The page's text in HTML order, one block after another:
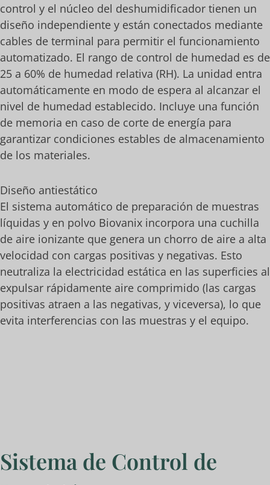
control y el núcleo del deshumidificador tienen un
diseño independiente y están conectados mediante
cables de terminal para permitir el funcionamiento
automatizado. El rango de control de humedad es de
25 a 60% de humedad relativa (RH). La unidad entra
automáticamente en modo de espera al alcanzar el
nivel de humedad establecido. Incluye una función
de memoria en caso de corte de energía para
garantizar condiciones estables de almacenamiento
de los materiales.
Diseño antiestático
El sistema automático de preparación de muestras
líquidas y en polvo Biovanix incorpora una cuchilla
de aire ionizante que genera un chorro de aire a alta
velocidad con cargas positivas y negativas. Esto
neutraliza la electricidad estática en las superficies al
expulsar rápidamente aire comprimido (las cargas
positivas atraen a las negativas, y viceversa), lo que
evita interferencias con las muestras y el equipo.
Sistema de Control de